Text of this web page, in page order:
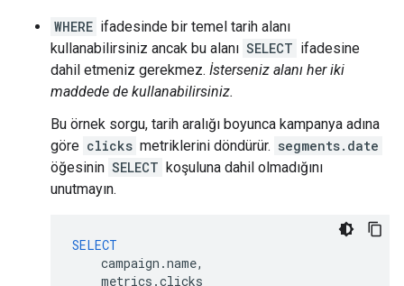
WHERE ifadesinde bir temel tarih alanı
kullanabilirsiniz ancak bu alanı SELECT ifadesine
dahil etmeniz gerekmez. İsterseniz alanı her iki
maddede de kullanabilirsiniz.
Bu örnek sorgu, tarih aralığı boyunca kampanya adına
göre clicks metriklerini döndürür. segments.date
öğesinin SELECT koşuluna dahil olmadığını
unutmayın.
SELECT
campaign .name,
metrics .clicks